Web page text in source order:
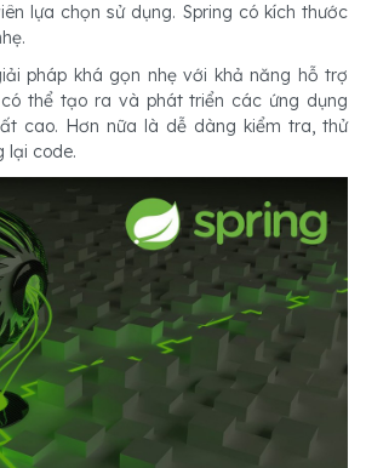
lựa chọn sử dụng. Spring có kích thước
pháp khá gọn nhẹ với khả năng hỗ trợ
thể tạo ra và phát triển các ứng dụng
cao. Hơn nữa là dễ dàng kiểm tra, thử
lại code.